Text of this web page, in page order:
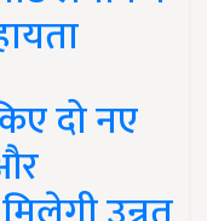
दो नए